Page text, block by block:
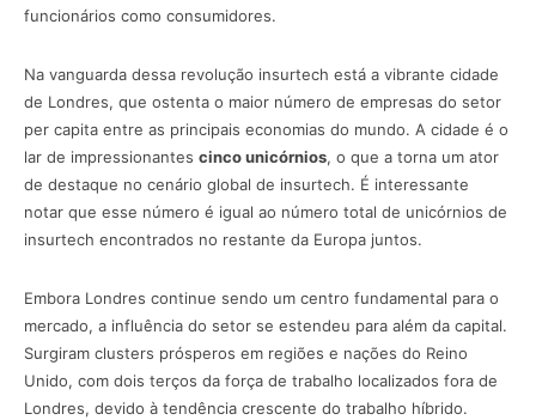
funcionários como consumidores.
Na vanguarda dessa revolução insurtech está a vibrante cidade
de Londres, que ostenta o maior número de empresas do setor
per capita entre as principais economias do mundo. A cidade é o
lar de impressionantes cinco unicórnios, o que a torna um ator
de destaque no cenário global de insurtech. É interessante
notar que esse número é igual ao número total de unicórnios de
insurtech encontrados no restante da Europa juntos.
Embora Londres continue sendo um centro fundamental para o
mercado, a influência do setor se estendeu para além da capital.
Surgiram clusters prósperos em regiões e nações do Reino
Unido, com dois terços da força de trabalho localizados fora de
Londres, devido à tendência crescente do trabalho híbrido.